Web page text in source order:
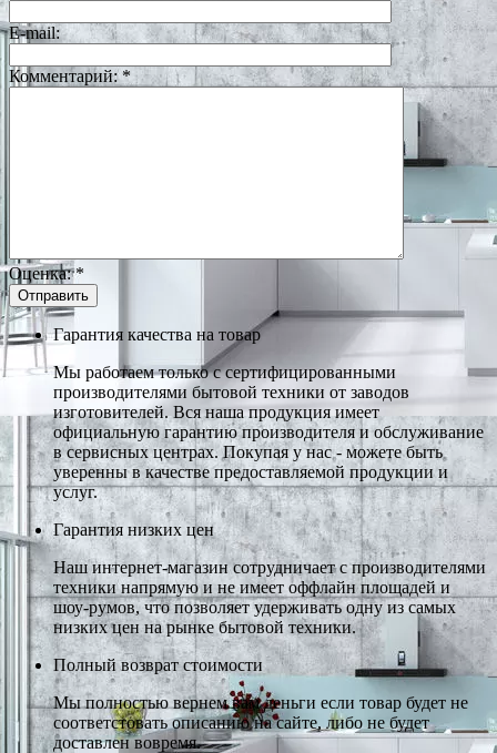
E-mail:
Комментарий:*
Оценка:*
Гарантия качества на товар
Мы работаем только с сертифицированными
производителями бытовой техники от заводов
изготовителей. Вся наша продукция имеет
официальную гарантию производителя и обслуживание
в сервисных центрах. Покупая у нас - можете быть
уверенны в качестве предоставляемой продукции и
услуг.
Гарантия низких цен
Наш интернет-магазин сотрудничает с производителями
техники напрямую и не имеет оффлайн площадей и
шоу-румов, что позволяет удерживать одну из самых
низких цен на рынке бытовой техники.
Полный возврат стоимости
Мы полностью вернем вам деньги если товар будет не
соответстовать описанию на сайте, либо не будет
доставлен вовремя.